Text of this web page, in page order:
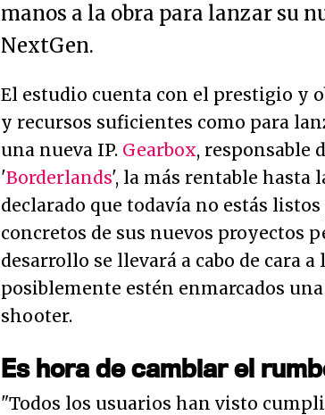
manos a la obra para lanzar su
NextGen.
El estudio cuenta con el prestigio y
y recursos suficientes como para
una nueva IP. Gearbox, responsable
'Borderlands', la más rentable hasta
declarado que todavía no estás
concretos de sus nuevos proyectos
desarrollo se llevará a cabo de cara
posiblemente estén enmarcados
shooter.
Es hora de cambiar el
"Todos los usuarios han visto